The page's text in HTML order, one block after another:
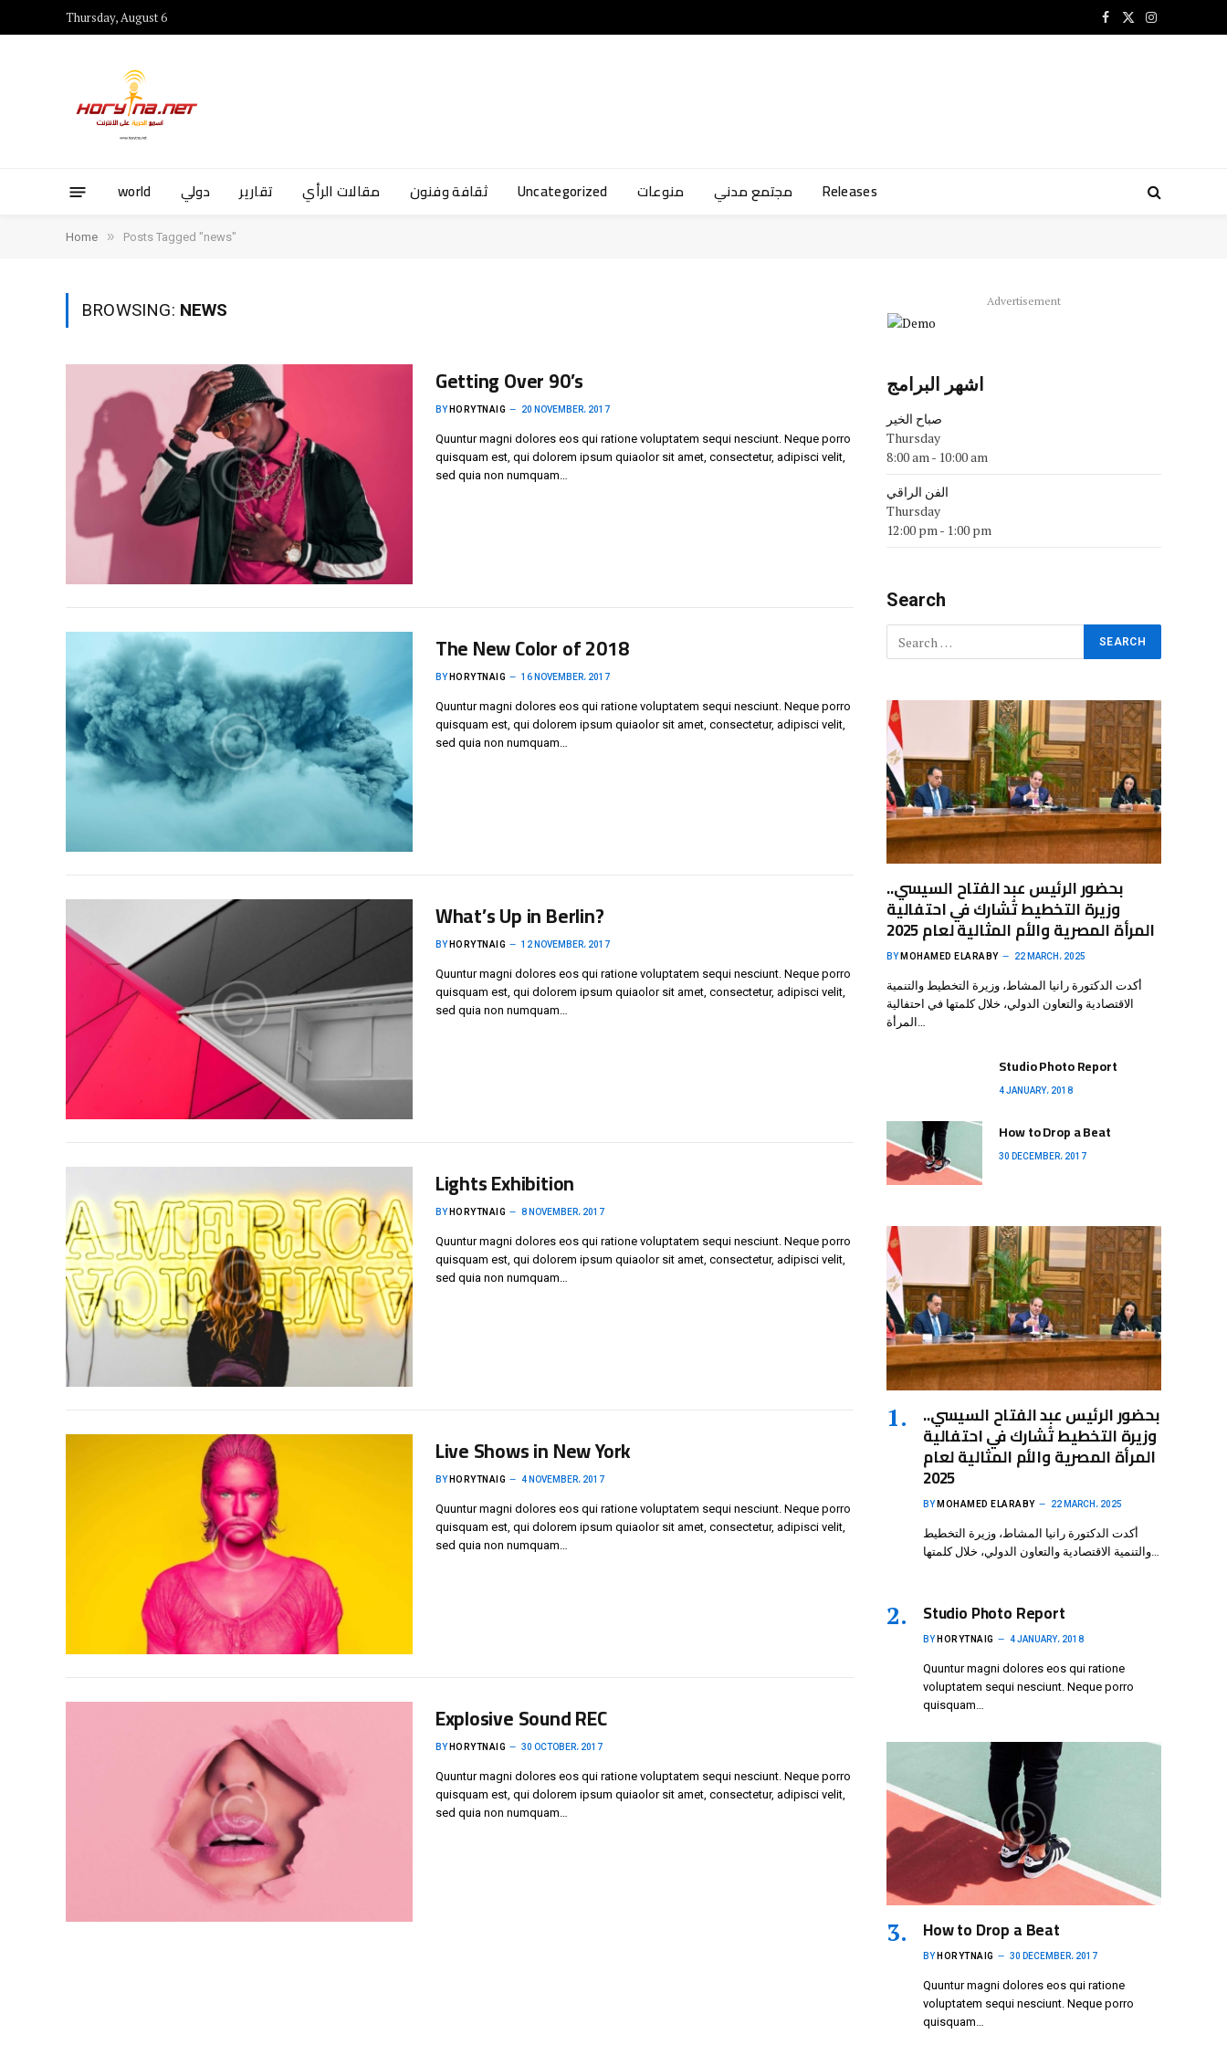
Thursday, August 6 Facebook
X
Instagram
world دولي تقارير مقالات الرأي ثقافة وفنون Uncategorized منوعات مجتمع مدني Releases
Home » Posts Tagged "news"
BROWSING: NEWS
Getting Over 90’s
BY HORYTNAIG 20 NOVEMBER، 2017
Quuntur magni dolores eos qui ratione voluptatem sequi nesciunt. Neque porro
quisquam est, qui dolorem ipsum quiaolor sit amet, consectetur, adipisci velit,
sed quia non numquam…
The New Color of 2018
BY HORYTNAIG 16 NOVEMBER، 2017
Quuntur magni dolores eos qui ratione voluptatem sequi nesciunt. Neque porro
quisquam est, qui dolorem ipsum quiaolor sit amet, consectetur, adipisci velit,
sed quia non numquam…
What’s Up in Berlin?
BY HORYTNAIG 12 NOVEMBER، 2017
Quuntur magni dolores eos qui ratione voluptatem sequi nesciunt. Neque porro
quisquam est, qui dolorem ipsum quiaolor sit amet, consectetur, adipisci velit,
sed quia non numquam…
Lights Exhibition
BY HORYTNAIG 8 NOVEMBER، 2017
Quuntur magni dolores eos qui ratione voluptatem sequi nesciunt. Neque porro
quisquam est, qui dolorem ipsum quiaolor sit amet, consectetur, adipisci velit,
sed quia non numquam…
Live Shows in New York
BY HORYTNAIG 4 NOVEMBER، 2017
Quuntur magni dolores eos qui ratione voluptatem sequi nesciunt. Neque porro
quisquam est, qui dolorem ipsum quiaolor sit amet, consectetur, adipisci velit,
sed quia non numquam…
Explosive Sound REC
BY HORYTNAIG 30 OCTOBER، 2017
Quuntur magni dolores eos qui ratione voluptatem sequi nesciunt. Neque porro
quisquam est, qui dolorem ipsum quiaolor sit amet, consectetur, adipisci velit,
sed quia non numquam…
Advertisement
اشهر البرامج
صباح الخير
Thursday
8:00 am- 10:00 am
الفن الراقي
Thursday
12:00 pm- 1:00 pm
Search
بحضور الرئيس عبد الفتاح السيسي..
وزيرة التخطيط تُشارك في احتفالية
المرأة المصرية والأم المثالية لعام 2025
BY MOHAMED ELARABY 22 MARCH، 2025
أكدت الدكتورة رانيا المشاط، وزيرة التخطيط والتنمية
الاقتصادية والتعاون الدولي، خلال كلمتها في احتفالية
المرأة…
Studio Photo Report
4 JANUARY، 2018
How to Drop a Beat
30 DECEMBER، 2017
بحضور الرئيس عبد الفتاح السيسي..
وزيرة التخطيط تُشارك في احتفالية
المرأة المصرية والأم المثالية لعام
2025
BY MOHAMED ELARABY 22 MARCH، 2025
أكدت الدكتورة رانيا المشاط، وزيرة التخطيط
Studio Photo Report
BY HORYTNAIG 4 JANUARY، 2018
Quuntur magni dolores eos qui ratione
voluptatem sequi nesciunt. Neque porro
quisquam…
How to Drop a Beat
BY HORYTNAIG 30 DECEMBER، 2017
Quuntur magni dolores eos qui ratione
voluptatem sequi nesciunt. Neque porro
quisquam…